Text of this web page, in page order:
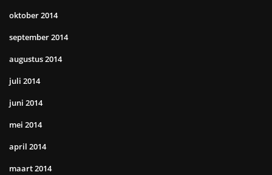
oktober 2014
september 2014
augustus 2014
juli 2014
juni 2014
mei 2014
april 2014
maart 2014